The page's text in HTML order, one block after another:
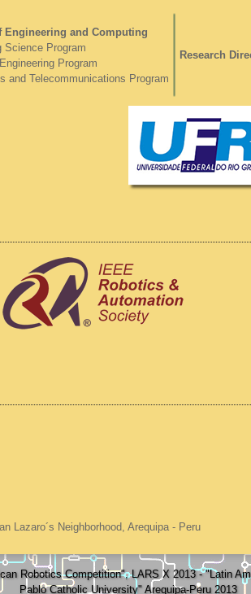
Engineering and Computing
Science Program
Program
and Telecommunications Program
Research
Lazaro´s Neighborhood, Arequipa - Peru
Robotics Competition", LARS X 2013 - "Latin
Pablo Catholic University" Arequipa-Peru 2013